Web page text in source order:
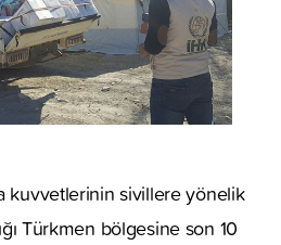
kuvvetlerinin sivillere yönelik
Türkmen bölgesine son 10